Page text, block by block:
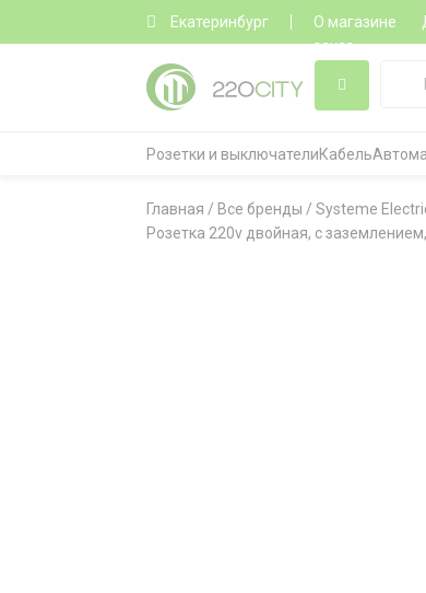
Екатеринбург О магазине
заказ
Розетки и выключателиКабель
Главная / Все бренды / Systeme
Розетка 220v двойная, с